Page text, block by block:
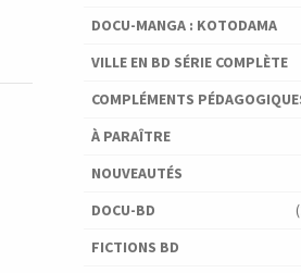
DOCU-MANGA : KOTODAMA
VILLE EN BD SÉRIE COMPLÈTE
COMPLÉMENTS
À PARAÎTRE
NOUVEAUTÉS
DOCU-BD
FICTIONS BD